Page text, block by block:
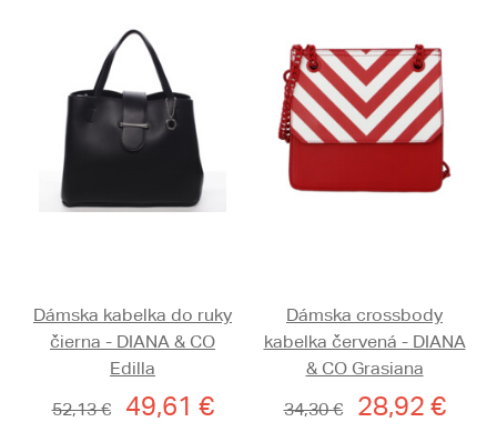
Dámska kabelka do ruky
čierna - DIANA & CO
Edilla
52,13 €
49,61 €
Dámska crossbody
kabelka červená - DIANA
& CO Grasiana
34,30 €
28,92 €